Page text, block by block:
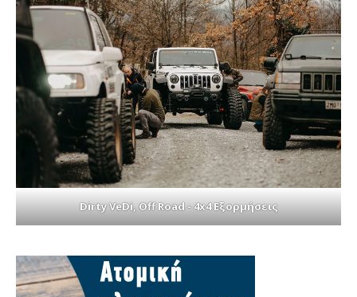
Dirty VeDi, Off Road - 4x4 Εξορμήσεις